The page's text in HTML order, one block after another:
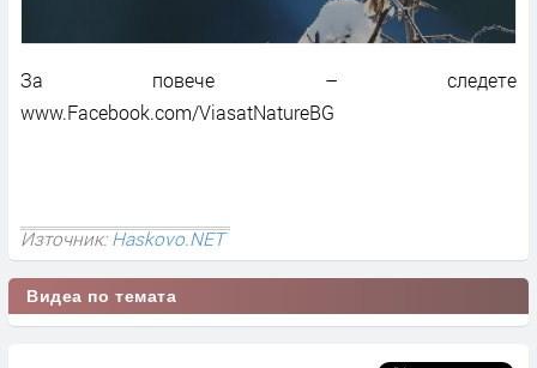
За повече – следете
www.Facebook.com/ViasatNatureBG
Източник:Haskovo.NET
Видеа по темата